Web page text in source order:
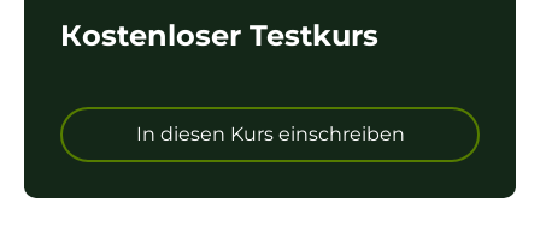
Кostenloser Testkurs
In diesen Kurs einschreiben